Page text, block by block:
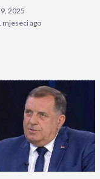
2025
mjeseci ago